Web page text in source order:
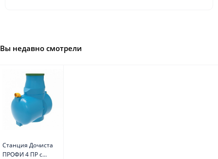
Вы недавно смотрели
Станция Дочиста
ПРОФИ 4 ПР с